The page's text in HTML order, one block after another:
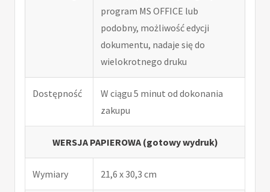
program MS OFFICE lub
podobny, możliwość edycji
dokumentu, nadaje się do
wielokrotnego druku
Dostępność
W ciągu 5 minut od dokonania
zakupu
WERSJA PAPIEROWA (gotowy wydruk)
Wymiary 21,6 x 30,3 cm